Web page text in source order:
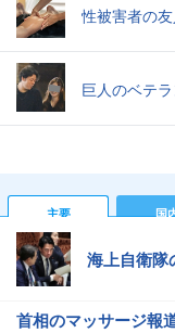
性被害者の友
巨人のベテ
主要 国
海上自衛隊
首相のマッサージ報